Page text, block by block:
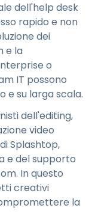
dell'help desk
rapido e non
dei
e la
o
IT possono
e su larga scala.
dell'editing,
video
Splashtop,
e del supporto
In questo
creativi
la